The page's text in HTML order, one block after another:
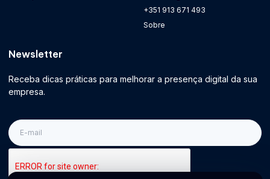
+351 913 671 493
Sobre
Newsletter
Receba dicas práticas para melhorar a presença digital da sua
empresa.
E-
mail